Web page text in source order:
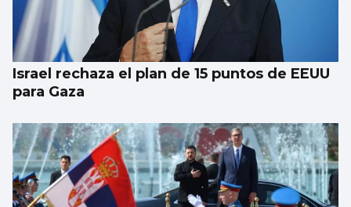
Israel rechaza el plan de 15 puntos de EEUU
para Gaza